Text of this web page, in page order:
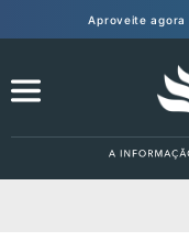
Aproveite agora